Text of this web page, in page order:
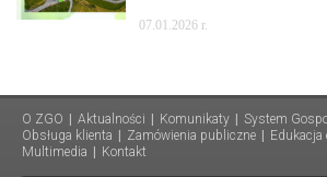
07.01.2026 r.
O ZGO Aktualności Komunikaty System
Obsługa klienta
Zamówienia publiczne Edukacja
Multimedia
Kontakt